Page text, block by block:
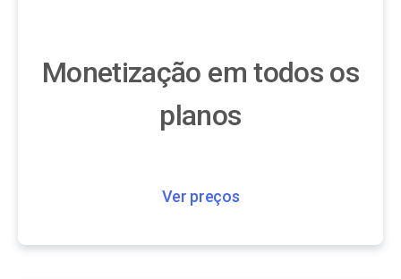
Monetização em todos os
planos
Ver preços